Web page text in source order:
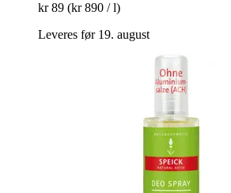
kr 89 (kr 890 / l)
Leveres før 19. august